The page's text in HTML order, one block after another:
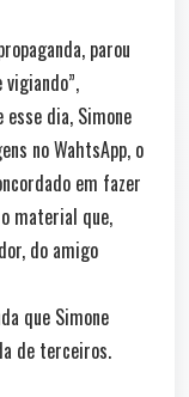
parou
esse dia, Simone
no WahtsApp, o
em fazer
material que,
do amigo
que Simone
de terceiros.